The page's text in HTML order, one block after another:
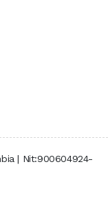
| Nit:900604924-